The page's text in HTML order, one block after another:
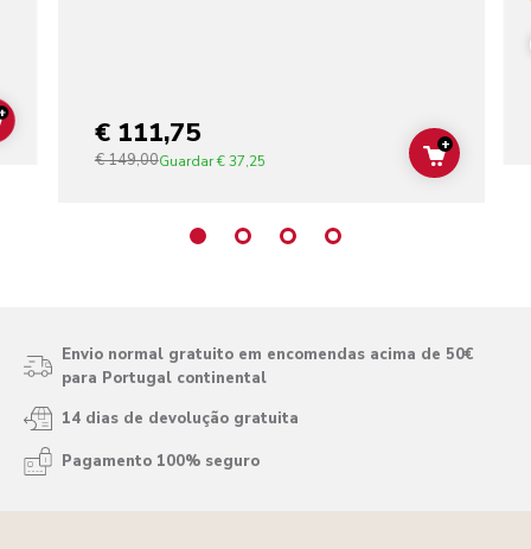
ADD TO CART€ 111,75
€ 149,00Guardar€ 37,25 ADD TO
+
Envio normal gratuito em encomendas acima de 50€
para Portugal continental
14 dias de devolução gratuita
Pagamento 100% seguro